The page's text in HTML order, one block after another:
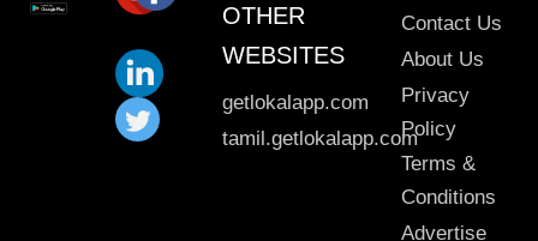
OTHER
WEBSITES
getlokalapp.com
tamil.getlokalapp.com
Contact Us
About Us
Privacy
Policy
Terms &
Conditions
Advertise